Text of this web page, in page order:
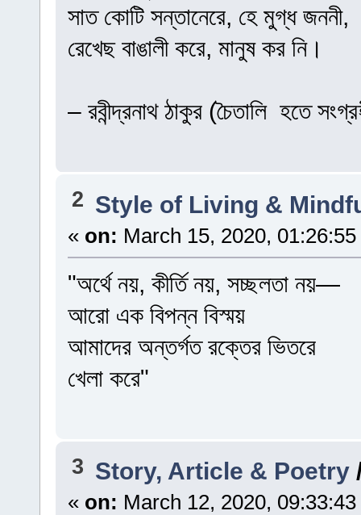
সাত কোটি সন্তানেরে, হে মুগ্ধ জননী,
রেখেছ বাঙালী করে, মানুষ কর নি।
– রবীন্দ্রনাথ ঠাকুর (চৈতালি হতে
2 Style of Living &
« on: March 15, 2020,
"অর্থে নয়, কীর্তি নয়, সচ্ছলতা নয়—
আরো এক বিপন্ন বিস্ময়
আমাদের অন্তর্গত রক্তের ভিতরে
খেলা করে"
3 Story, Article & Poetry
« on: March 12, 2020,